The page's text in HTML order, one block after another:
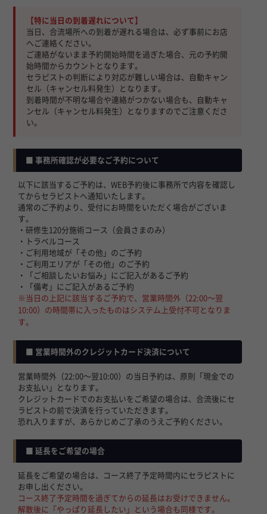
【特に当日の到着遅れについて】
当日、合流場所への到着が遅れる場合は、必ず事前にお店
へご連絡ください。
ご連絡がないまま予約開始時間を過ぎた場合、元の予約開
始時間からカウントとなります。
セラピストの判断により対応が難しい場合は、自動キャン
セル（キャンセル料発生）となります。
到着時間が不明な場合や連絡がつかない場合も、自動キャ
ンセル（キャンセル料発生）となりますのでご注意くださ
い。
■ 事務所確認が必要なご予約について
以下に該当するご予約は、WEB予約後に事務所で内容を確認し
てからセラピストへ通知いたします。
通常のご予約より、受付にお時間をいただく場合がございま
す。
・研修生120分施術コース（会員さまのみ）
・トラベルコース
・ご利用地域が「その他」のご予約
・ご利用エリアが「その他」のご予約
・「ご相談したいお悩み」にご記入があるご予約
・「備考」にご記入があるご予約
※当日の上記に該当するご予約で、営業時間外（22:00〜翌
10:00）の時間帯に入ったものはシステム上受付不可となりま
す。
■ 営業時間外のクレジットカード決済について
営業時間外（22:00〜翌10:00）の当日予約は、原則「現金での
お支払い」となります。
クレジットカードでのお支払いをご希望の場合は、合流後にセ
ラピストの前で決済を行っていただきます。
恐れ入りますが、あらかじめご了承のうえご予約ください。
■ 延長をご希望の場合
延長をご希望の場合は、コース終了予定時間内にセラピストに
お申し出ください。
コース終了予定時間を過ぎてからの延長はお受けできません。
解散後に「やっぱり延長したい」という場合も同様です。